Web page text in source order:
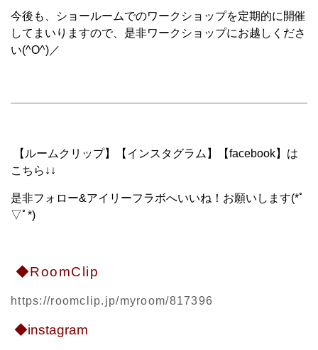
今後も、ショールームでのワークショップを定期的に開催
してまいりますので、是非ワークショップにお越しくださ
い(^O^)／
【ルームクリップ】【インスタグラム】【facebook】は
こちら↓↓
是非フォロー&アイリーフラボへいいね！お願いします(*ﾟ
▽ﾟ*)
◆RoomClip
https://roomclip.jp/myroom/817396
◆instagram